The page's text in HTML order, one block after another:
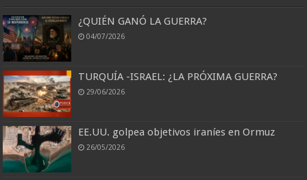
¿QUIÉN GANÓ LA GUERRA?
04/07/2026
TURQUÍA -ISRAEL: ¿LA PRÓXIMA GUERRA?
29/06/2026
EE.UU. golpea objetivos iraníes en Ormuz
26/05/2026